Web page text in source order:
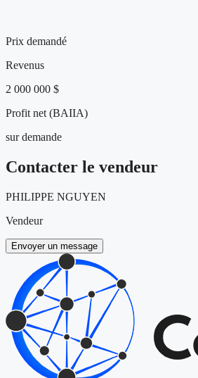
Prix demandé
Revenus
2 000 000 $
Profit net (BAIIA)
sur demande
Contacter le vendeur
PHILIPPE NGUYEN
Vendeur
Envoyer un message